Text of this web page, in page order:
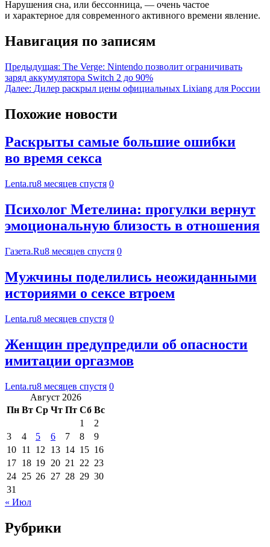
Нарушения сна, или бессонница, — очень частое
и характерное для современного активного времени явление.
Навигация по записям
Предыдущая: The Verge: Nintendo позволит ограничивать
заряд аккумулятора Switch 2 до 90%
Далее: Дилер раскрыл цены официальных Lixiang для России
Похожие новости
Раскрыты самые большие ошибки
во время секса
Lenta.ru8 месяцев спустя 0
Психолог Метелина: прогулки вернут
эмоциональную близость в отношения
Газета.Ru8 месяцев спустя 0
Мужчины поделились неожиданными
историями о сексе втроем
Lenta.ru8 месяцев спустя 0
Женщин предупредили об опасности
имитации оргазмов
Lenta.ru8 месяцев спустя 0
Август 2026
Пн Вт Ср Чт Пт Сб Вс
1
2
3
4 5 6 7 8
9
10 11 12 13 14 15 16
17 18 19 20 21 22 23
24 25 26 27 28 29 30
31
« Июл
Рубрики